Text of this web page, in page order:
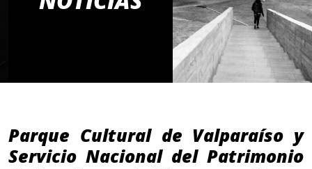
Parque Cultural de Valparaíso y
Servicio Nacional del Patrimonio